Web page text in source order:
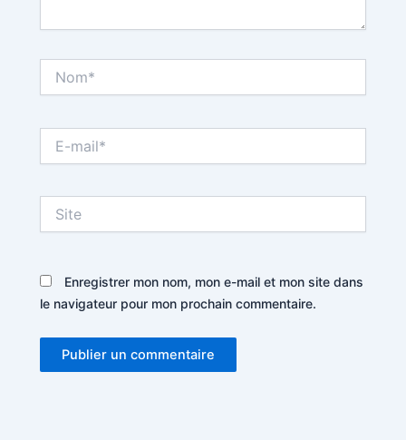
mail*
Enregistrer mon nom, mon e-mail et mon site dans
le navigateur pour mon prochain commentaire.